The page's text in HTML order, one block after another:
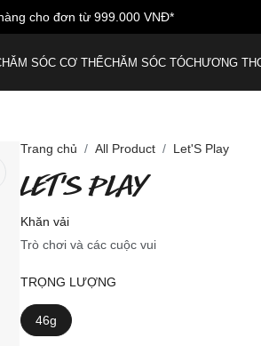
cho đơn từ 999.000 VNĐ*
SÓC CƠ THỂCHĂM SÓC TÓCHƯƠNG
Trang chủ All Product Let'S Play
LET'S PLAY
Khăn vải
Trò chơi và các cuộc vui
TRỌNG LƯỢNG
46g